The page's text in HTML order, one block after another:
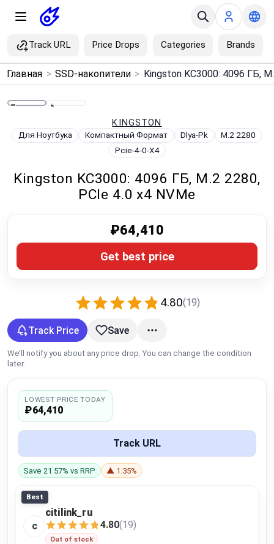
Track URL Price Drops Categories Brands
Menu ×
Price Drops
Brands
Blog
Compare
Plans & Pricing
Log in
Главная > SSD-накопители >
KINGSTON
Для Ноутбука Компактный Формат Dlya-Pk
M.2 2280
Pcie-4-0-X4
Kingston KC3000: 4096 ГБ, M.2 2280,
PCIe 4.0 x4 NVMe
4.80(19)
₽64,410
Get best price
Track Price Save
We’ll notify you about any price drop. You can change the condition
later.
LOWEST PRICE TODAY
₽64,410
Track URL
Save 21.57% vs RRP ▲ 1.35%
Best
c
citilink_ru
4.80(19)
Out of stock